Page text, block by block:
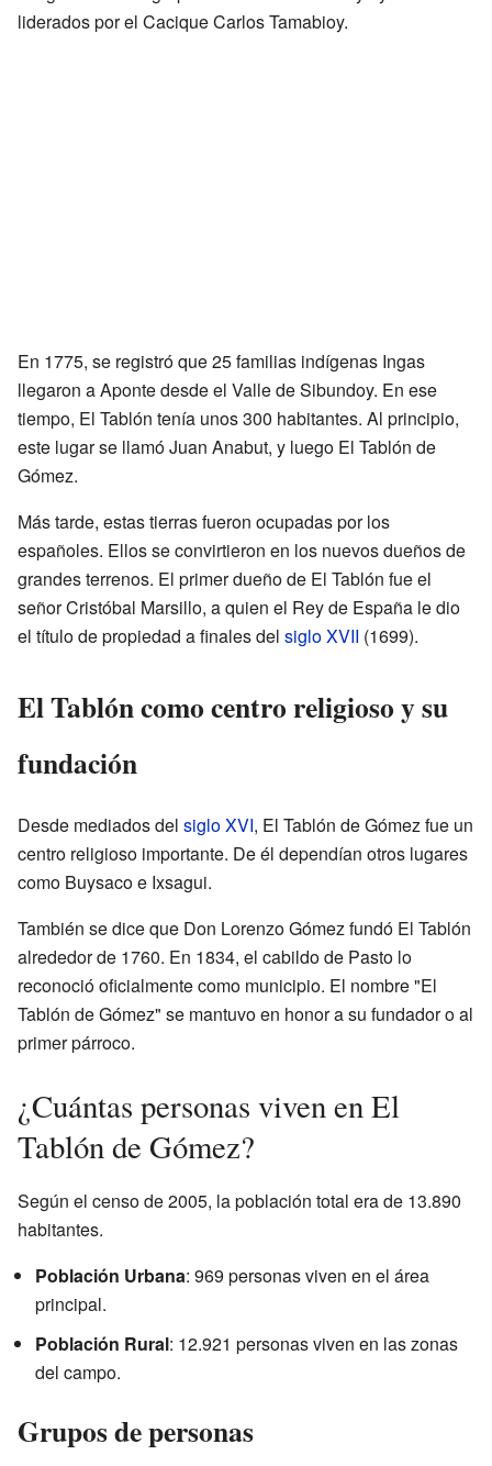
liderados por el Cacique Carlos Tamabioy.
En 1775, se registró que 25 familias indígenas Ingas
llegaron a Aponte desde el Valle de Sibundoy. En ese
tiempo, El Tablón tenía unos 300 habitantes. Al principio,
este lugar se llamó Juan Anabut, y luego El Tablón de
Gómez.
Más tarde, estas tierras fueron ocupadas por los
españoles. Ellos se convirtieron en los nuevos dueños de
grandes terrenos. El primer dueño de El Tablón fue el
señor Cristóbal Marsillo, a quien el Rey de España le dio
el título de propiedad a finales del siglo XVII (1699).
El Tablón como centro religioso y su
fundación
Desde mediados del siglo XVI, El Tablón de Gómez fue un
centro religioso importante. De él dependían otros lugares
como Buysaco e Ixsagui.
También se dice que Don Lorenzo Gómez fundó El Tablón
alrededor de 1760. En 1834, el cabildo de Pasto lo
reconoció oficialmente como municipio. El nombre "El
Tablón de Gómez" se mantuvo en honor a su fundador o al
primer párroco.
¿Cuántas personas viven en El
Tablón de Gómez?
Según el censo de 2005, la población total era de 13.890
habitantes.
Población Urbana: 969 personas viven en el área
principal.
Población Rural: 12.921 personas viven en las zonas
del campo.
Grupos de personas